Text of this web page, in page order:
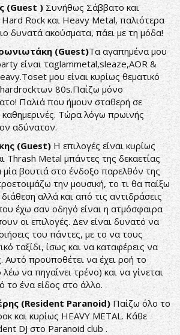
(Guest )Συνήθως Σάββατο και
Hard Rock και Heavy Metal, παλιότερα
δυνατά ακούσματα, πάει με τη μόδα!
(Guest)Τα αγαπημένα μου
είναι ταglammetal,sleaze,AOR &
μου είναι κυρίως θεματικό
80s.Παίζω μόνο
Παλιά που ήμουν σταθερή σε
καθημερινές. Τώρα λόγω πρωινής
αδύνατον.
(Guest)Η επιλογές είναι κυρίως
Thrash Metal μπάντες της δεκαετίας
μία βουτιά στο ένδοξο παρελθόν της
την μουσική, το τι θα παίξω
αλλά και από τις αντιδράσεις
έχω σαν οδηγό είναι η ατμόσφαιρα
οι επιλογές. Δεν είναι δυνατό να
του πάντες, με το να τους
ταξίδι, ίσως και να καταφέρεις να
Αυτό προϋποθέτει να έχει ροή το
να πηγαίνει τρένο) και να γίνεται
το ένα είδος στο άλλο.
(Resident Paranoid) Παίζω όλο το
και κυρίως HEAVY METAL. Κάθε
DJ στο Paranoid club .